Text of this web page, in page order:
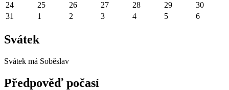
24 25 26 27 28 29
30
31
1 2 3 4 5 6
Svátek
Svátek má Soběslav
Předpověď počasí